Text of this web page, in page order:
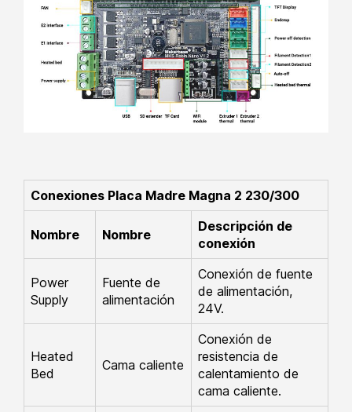
Conexiones Placa Madre Magna 2 230/300
Nombre Nombre
Descripción de
conexión
Power
Supply
Fuente de
alimentación
Conexión de fuente
de alimentación,
24V.
Heated
Bed
Cama caliente
Conexión de
resistencia de
calentamiento de
cama caliente.